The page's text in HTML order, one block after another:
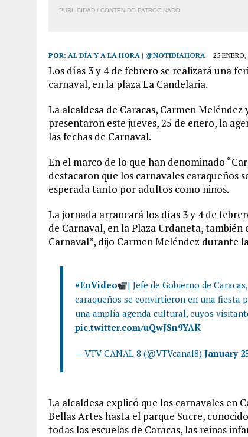
PUBLICIDAD / CONTENIDO PATROCINADO
POR: AL DÍA Y A LA HORA | @NOTIDIAHORA 25 ENERO,
Los días 3 y 4 de febrero se realizará una
carnaval, en la plaza La Candelaria.
La alcaldesa de Caracas, Carmen
presentaron este jueves, 25 de enero, la
las fechas de Carnaval.
En el marco de lo que han denominado
destacaron que los carnavales
esperada tanto por adultos como niños.
La jornada arrancará los días 3 y 4 de
de Carnaval, en la Plaza Urdaneta,
Carnaval”, dijo Carmen Meléndez durante
#EnVideo | Jefe de Gobierno de Caracas,
caraqueños se convirtieron en una fiesta
una amplia agenda cultural, cuyos
pic.twitter.com/uQwJSn9YAK
— VTV CANAL 8 (@VTVcanal8) January
La alcaldesa explicó que los carnavales en
Bellas Artes hasta el parque Sucre,
todas las escuelas de Caracas, las reinas